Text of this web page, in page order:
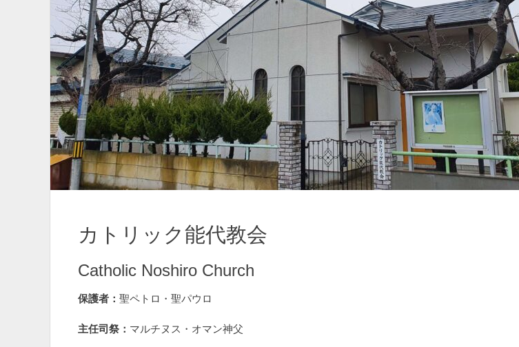
カトリック能代教会
Catholic Noshiro Church
保護者： 聖ペトロ・聖パウロ
主任司祭： マルチヌス・オマン神父